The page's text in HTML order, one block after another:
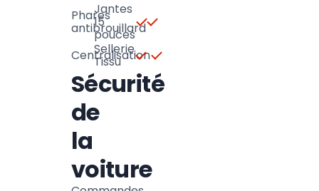
Phares
antibrouillard
Jantes
15
pouces
Centralisation
Sellerie
Tissu
Sécurité
de
la
voiture